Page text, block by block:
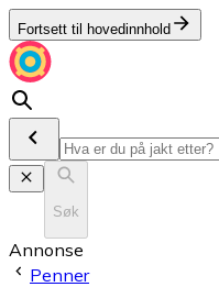
Fortsett til hovedinnhold
Søk
Annonse
Penner